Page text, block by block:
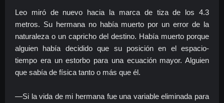
Leo miró de nuevo hacia la marca de tiza de los 4.3
metros. Su hermana no había muerto por un error de la
naturaleza o un capricho del destino. Había muerto porque
alguien había decidido que su posición en el espacio-
tiempo era un estorbo para una ecuación mayor. Alguien
que sabía de física tanto o más que él.
—Si la vida de mi hermana fue una variable eliminada para